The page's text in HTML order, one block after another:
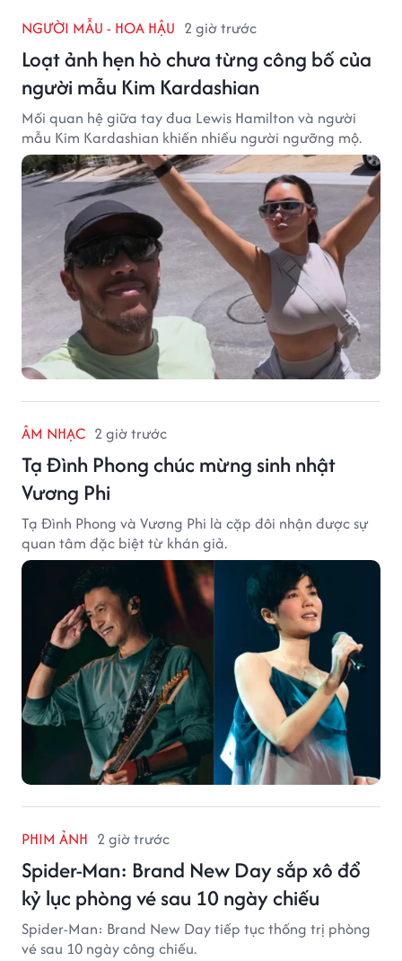
NGƯỜI MẪU - HOA HẬU 2 giờ trước
Loạt ảnh hẹn hò chưa từng công bố của
người mẫu Kim Kardashian
Mối quan hệ giữa tay đua Lewis Hamilton và người
mẫu Kim Kardashian khiến nhiều người ngưỡng mộ.
ÂM NHẠC 2 giờ trước
Tạ Đình Phong chúc mừng sinh nhật
Vương Phi
Tạ Đình Phong và Vương Phi là cặp đôi nhận được sự
quan tâm đặc biệt từ khán giả.
PHIM ẢNH 2 giờ trước
Spider-Man: Brand New Day sắp xô đổ
kỷ lục phòng vé sau 10 ngày chiếu
Spider-Man: Brand New Day tiếp tục thống trị phòng
vé sau 10 ngày công chiếu.